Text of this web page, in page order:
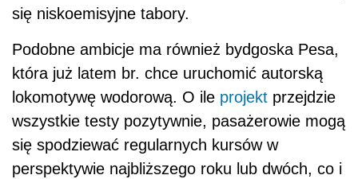
się niskoemisyjne tabory.
Podobne ambicje ma również bydgoska Pesa,
która już latem br. chce uruchomić autorską
lokomotywę wodorową. O ile projekt przejdzie
wszystkie testy pozytywnie, pasażerowie mogą
się spodziewać regularnych kursów w
perspektywie najbliższego roku lub dwóch, co i